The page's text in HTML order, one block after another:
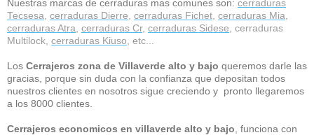
Nuestras marcas de cerraduras mas comunes son: cerraduras
Tecsesa cerraduras Dierre cerraduras Fichet cerraduras Mia
cerraduras Atra cerraduras Cr, cerraduras Sidese , cerraduras
Multilock, cerraduras Kiuso , etc...
Los Cerrajeros zona de Villaverde alto y bajo queremos darle las
gracias, porque sin duda con la confianza que depositan todos
nuestros clientes en nosotros sigue creciendo y pronto llegaremos
a los 8000 clientes.
Cerrajeros economicos en villaverde alto y bajo , funciona con